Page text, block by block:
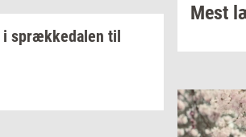
i spræk­ke­da­len til
Mest